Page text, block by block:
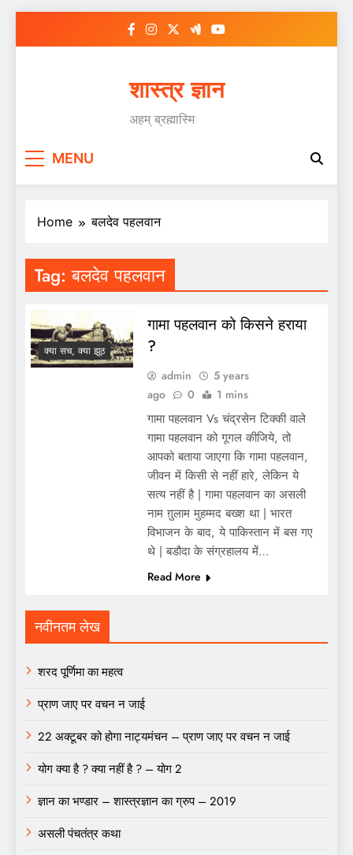
शास्त्र ज्ञान
अहम् ब्रह्मास्मि
MENU
Home बलदेव पहलवान
Tag:बलदेव पहलवान
क्या सच, क्या झूठ
गामा पहलवान को किसने हराया
?
admin
5 years
ago
0 1 mins
गामा पहलवान Vs चंद्रसेन टिक्की वाले
गामा पहलवान को गूगल कीजिये, तो
आपको बताया जाएगा कि गामा पहलवान,
जीवन में किसी से नहीं हारे, लेकिन ये
सत्य नहीं है | गामा पहलवान का असली
नाम ग़ुलाम मुहम्मद बख्श था | भारत
विभाजन के बाद, ये पाकिस्तान में बस गए
थे | बडौदा के संग्रहालय में…
Read More
नवीनतम लेख
शरद पूर्णिमा का महत्व
प्राण जाए पर वचन न जाई
22 अक्टूबर को होगा नाट्यमंचन – प्राण जाए पर वचन न जाई
योग क्या है ? क्या नहीं है ? – योग 2
ज्ञान का भण्डार – शास्त्रज्ञान का ग्रुप – 2019
असली पंचतंत्र कथा